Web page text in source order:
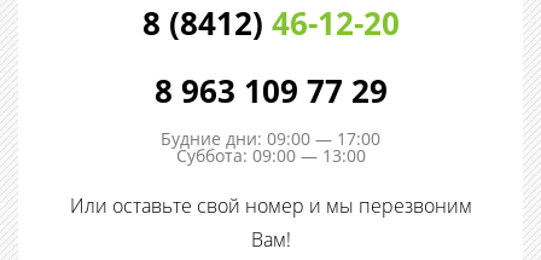
8 (8412) 46-12-20
8 963 109 77 29
Будние дни: 09:00 — 17:00
Суббота: 09:00 — 13:00
Или оставьте свой номер и мы перезвоним
Вам!